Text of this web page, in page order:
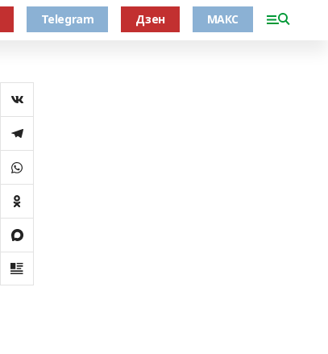
Telegram Дзен МАКС